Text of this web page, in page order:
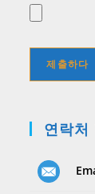
연락처